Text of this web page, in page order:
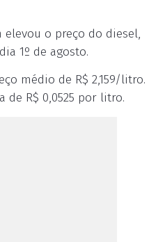
elevou o preço do diesel,
1º de agosto.
médio de R$ 2,159/litro.
de R$ 0,0525 por litro.